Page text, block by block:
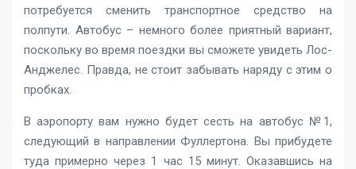
потребуется сменить транспортное средство на
полпути. Автобус – немного более приятный вариант,
поскольку во время поездки вы сможете увидеть Лос-
Анджелес. Правда, не стоит забывать наряду с этим о
пробках.
В аэропорту вам нужно будет сесть на автобус №1,
следующий в направлении Фуллертона. Вы прибудете
туда примерно через 1 час 15 минут. Оказавшись на